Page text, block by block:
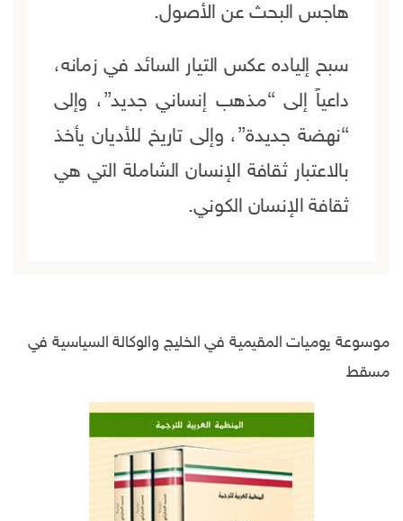
هاجس البحث عن الأصول.
سبح إلياده عكس التيار السائد في زمانه،
داعياً إلى “مذهب إنساني جديد”، وإلى
“نهضة جديدة”، وإلى تاريخ للأديان يأخذ
بالاعتبار ثقافة الإنسان الشاملة التي هي
ثقافة الإنسان الكوني.
موسوعة يوميات المقيمية في الخليج والوكالة السياسية في
مسقط